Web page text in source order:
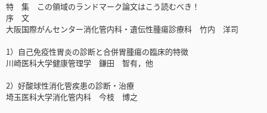
特 集 この領域のランドマーク論文はこう読むべき！
序 文
大阪国際がんセンター消化管内科・遺伝性腫瘍診療科 竹内 洋司
1）自己免疫性胃炎の診断と合併胃腫瘍の臨床的特徴
川崎医科大学健康管理学 鎌田 智有，他
2）好酸球性消化管疾患の診断・治療
埼玉医科大学消化管内科 今枝 博之